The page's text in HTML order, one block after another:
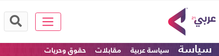
سياسة سياسة عربية مقابلات
حقوق وحريات